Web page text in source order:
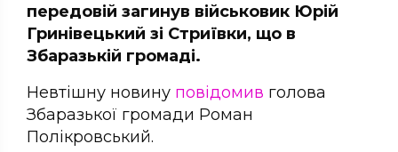
передовій загинув військовик Юрій
Гринівецький зі Стриївки, що в
Збаразькій громаді.
Невтішну новину повідомив голова
Збаразької громади Роман
Полікровський.